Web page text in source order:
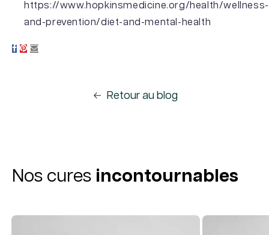
https://www.hopkinsmedicine.org/health/wellness-
and-prevention/diet-and-mental-health
Retour au blog
Nos cures incontournables